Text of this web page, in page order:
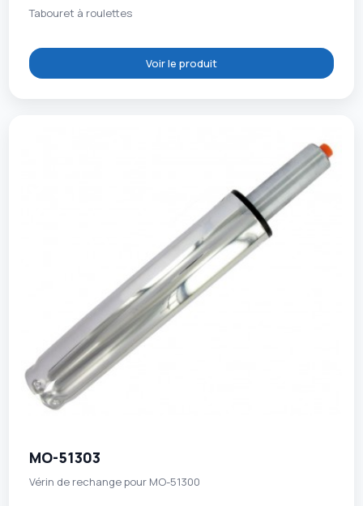
Tabouret à roulettes
Voir le produit
MO-51303
Vérin de rechange pour MO-51300